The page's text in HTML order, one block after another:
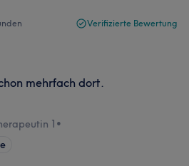
Verifizierte Bewertung
mehrfach dort.
1 •